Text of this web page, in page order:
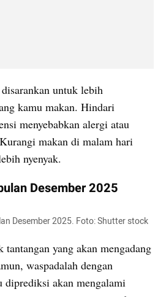
untuk lebih
kamu makan. Hindari
menyebabkan alergi atau
makan di malam hari
nyenyak.
Desember 2025
Desember 2025. Foto: Shutter stock
tantangan yang akan mengadang
waspadalah dengan
diprediksi akan mengalami